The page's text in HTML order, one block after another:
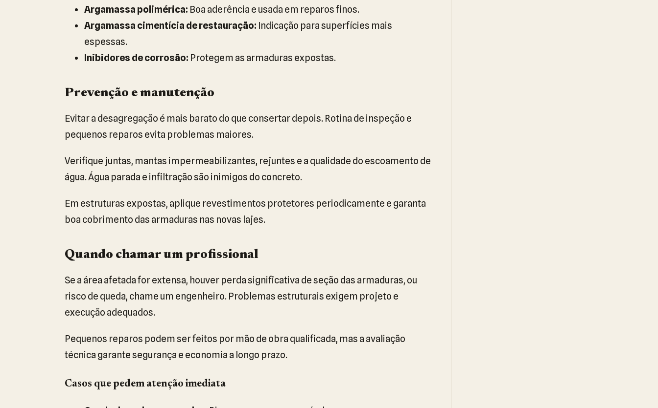
Argamassa polimérica: Boa aderência e usada em reparos finos.
Argamassa cimentícia de restauração: Indicação para superfícies mais
espessas.
Inibidores de corrosão: Protegem as armaduras expostas.
Prevenção e manutenção
Evitar a desagregação é mais barato do que consertar depois. Rotina de inspeção e
pequenos reparos evita problemas maiores.
Verifique juntas, mantas impermeabilizantes, rejuntes e a qualidade do escoamento de
água. Água parada e infiltração são inimigos do concreto.
Em estruturas expostas, aplique revestimentos protetores periodicamente e garanta
boa cobrimento das armaduras nas novas lajes.
Quando chamar um profissional
Se a área afetada for extensa, houver perda significativa de seção das armaduras, ou
risco de queda, chame um engenheiro. Problemas estruturais exigem projeto e
execução adequados.
Pequenos reparos podem ser feitos por mão de obra qualificada, mas a avaliação
técnica garante segurança e economia a longo prazo.
Casos que pedem atenção imediata